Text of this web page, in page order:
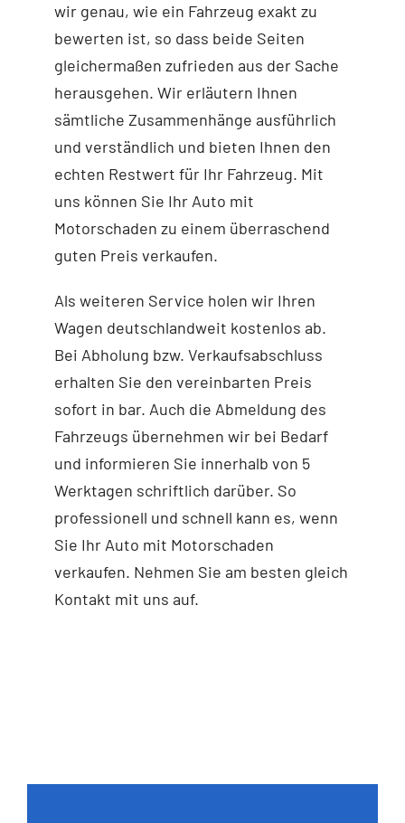
wir genau, wie ein Fahrzeug exakt zu
bewerten ist, so dass beide Seiten
gleichermaßen zufrieden aus der Sache
herausgehen. Wir erläutern Ihnen
sämtliche Zusammenhänge ausführlich
und verständlich und bieten Ihnen den
echten Restwert für Ihr Fahrzeug. Mit
uns können Sie Ihr Auto mit
Motorschaden zu einem überraschend
guten Preis verkaufen.
Als weiteren Service holen wir Ihren
Wagen deutschlandweit kostenlos ab.
Bei Abholung bzw. Verkaufsabschluss
erhalten Sie den vereinbarten Preis
sofort in bar. Auch die Abmeldung des
Fahrzeugs übernehmen wir bei Bedarf
und informieren Sie innerhalb von 5
Werktagen schriftlich darüber. So
professionell und schnell kann es, wenn
Sie Ihr Auto mit Motorschaden
verkaufen. Nehmen Sie am besten gleich
Kontakt mit uns auf.